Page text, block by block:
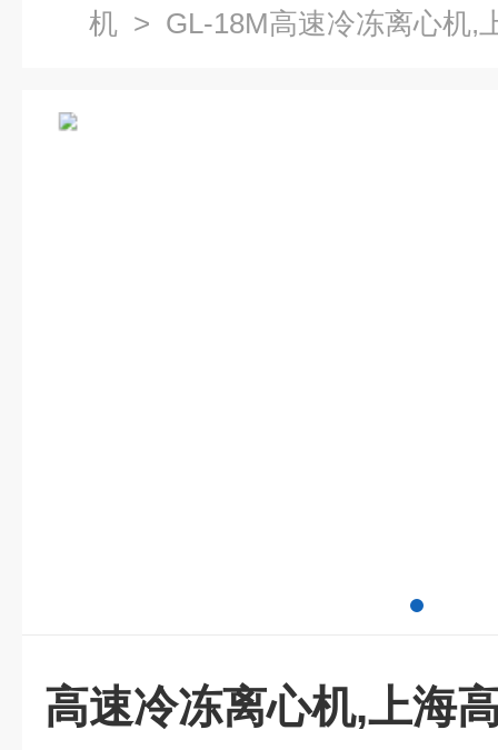
机 > GL-18M高速冷冻离心机,
高速冷冻离心机,上海